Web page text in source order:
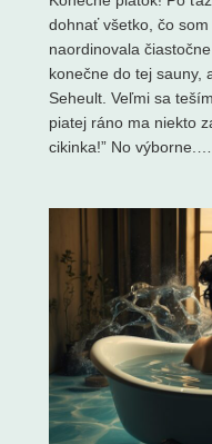
dohnať všetko, čo
naordinovala
konečne do tej sauny,
Seheult. Veľmi sa
piatej ráno ma niekto
cikinka!” No výborne.…